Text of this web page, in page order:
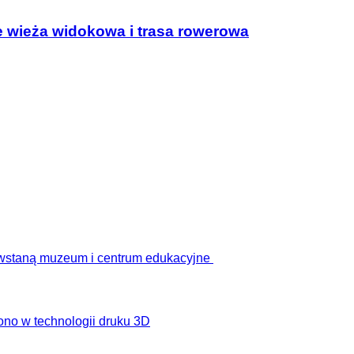
widokowa i trasa rowerowa
muzeum i centrum edukacyjne
w technologii druku 3D